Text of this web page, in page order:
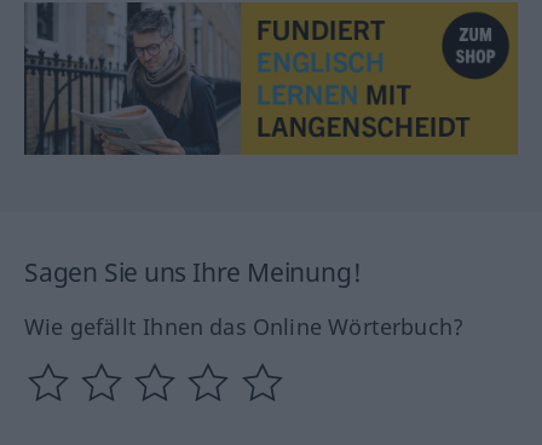
Sagen Sie uns Ihre Meinung!
Wie gefällt Ihnen das Online Wörterbuch?